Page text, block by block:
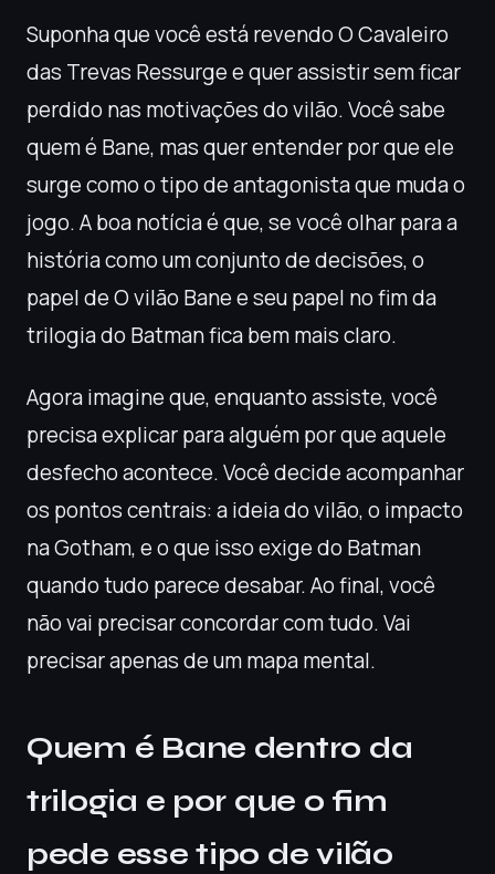
Suponha que você está revendo O Cavaleiro
das Trevas Ressurge e quer assistir sem ficar
perdido nas motivações do vilão. Você sabe
quem é Bane, mas quer entender por que ele
surge como o tipo de antagonista que muda o
jogo. A boa notícia é que, se você olhar para a
história como um conjunto de decisões, o
papel de O vilão Bane e seu papel no fim da
trilogia do Batman fica bem mais claro.
Agora imagine que, enquanto assiste, você
precisa explicar para alguém por que aquele
desfecho acontece. Você decide acompanhar
os pontos centrais: a ideia do vilão, o impacto
na Gotham, e o que isso exige do Batman
quando tudo parece desabar. Ao final, você
não vai precisar concordar com tudo. Vai
precisar apenas de um mapa mental.
Quem é Bane dentro da
trilogia e por que o fim
pede esse tipo de vilão